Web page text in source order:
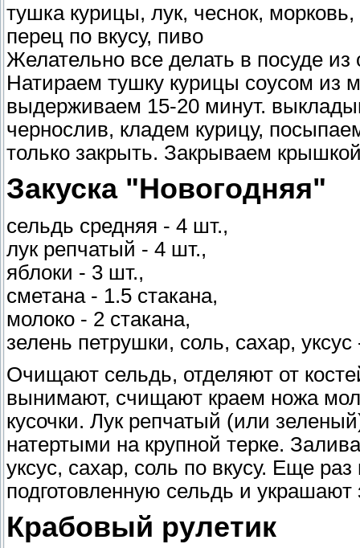
тушка курицы, лук, чеснок,
перец по вкусу, пиво
Желательно все делать в посуде из
Натираем тушку курицы соусом из
выдерживаем 15-20 минут.
чернослив, кладем курицу,
только закрыть. Закрываем
Закуска "Новогодняя"
сельдь средняя - 4 шт.,
лук репчатый - 4 шт.,
яблоки - 3 шт.,
сметана - 1.5 стакана,
молоко - 2 стакана,
зелень петрушки, соль, сахар, уксус
Очищают сельдь, отделяют от
вынимают, счищают краем ножа
кусочки. Лук репчатый (или
натертыми на крупной терке.
уксус, сахар, соль по вкусу. Еще
подготовленную сельдь и
Крабовый рулетик